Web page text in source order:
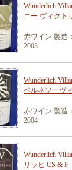
Wunderlich
ニー ヴィクト
赤ワイン 製造
2003
Wunderlich
ベルネソーヴ
赤ワイン 製造
2004
Wunderlich
リッヒ CS & F